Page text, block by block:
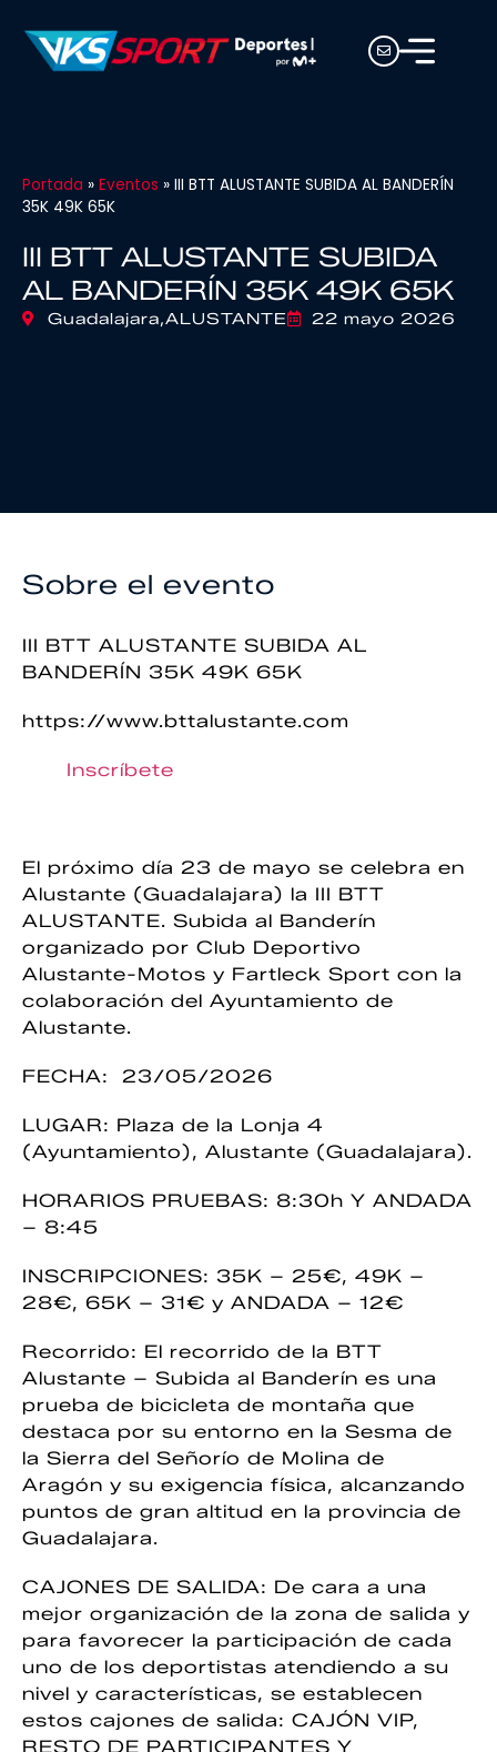
Portada » Eventos » III BTT ALUSTANTE SUBIDA AL BANDERÍN
35K 49K 65K
III BTT ALUSTANTE SUBIDA
AL BANDERÍN 35K 49K 65K
Guadalajara,ALUSTANTE 22 mayo 2026
Sobre el evento
III BTT ALUSTANTE SUBIDA AL
BANDERÍN 35K 49K 65K
https://www.bttalustante.com
Inscríbete
El próximo día 23 de mayo se celebra en
Alustante (Guadalajara) la III BTT
ALUSTANTE. Subida al Banderín
organizado por Club Deportivo
Alustante-Motos y Fartleck Sport con la
colaboración del Ayuntamiento de
Alustante.
FECHA: 23/05/2026
LUGAR: Plaza de la Lonja 4
(Ayuntamiento), Alustante (Guadalajara).
HORARIOS PRUEBAS: 8:30h Y ANDADA
– 8:45
INSCRIPCIONES: 35K – 25€, 49K –
28€, 65K – 31€ y ANDADA – 12€
Recorrido: El recorrido de la BTT
Alustante – Subida al Banderín es una
prueba de bicicleta de montaña que
destaca por su entorno en la Sesma de
la Sierra del Señorío de Molina de
Aragón y su exigencia física, alcanzando
puntos de gran altitud en la provincia de
Guadalajara.
CAJONES DE SALIDA: De cara a una
mejor organización de la zona de salida y
para favorecer la participación de cada
uno de los deportistas atendiendo a su
nivel y características, se establecen
estos cajones de salida: CAJÓN VIP,
RESTO DE PARTICIPANTES Y